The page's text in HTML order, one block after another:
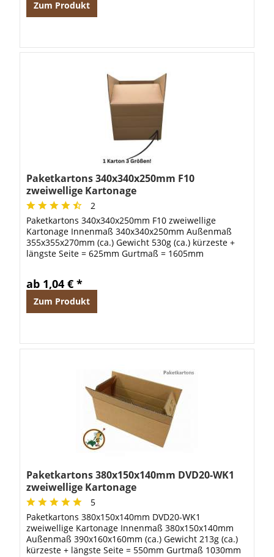
Zum Produkt
Paketkartons 340x340x250mm F10
zweiwellige Kartonage
2
Paketkartons 340x340x250mm F10 zweiwellige
Kartonage Innenmaß 340x340x250mm Außenmaß
355x355x270mm (ca.) Gewicht 530g (ca.) kürzeste +
längste Seite = 625mm Gurtmaß = 1605mm
ab 1,04 € *
Zum Produkt
Paketkartons 380x150x140mm DVD20-WK1
zweiwellige Kartonage
5
Paketkartons 380x150x140mm DVD20-WK1
zweiwellige Kartonage Innenmaß 380x150x140mm
Außenmaß 390x160x160mm (ca.) Gewicht 213g (ca.)
kürzeste + längste Seite = 550mm Gurtmaß 1030mm